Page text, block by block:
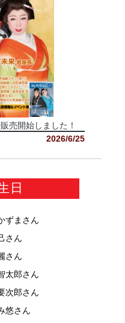
売開始しました！
2026/6/25
日
ずま さん
さん
さん
太郎さん
次郎さん
悠さん